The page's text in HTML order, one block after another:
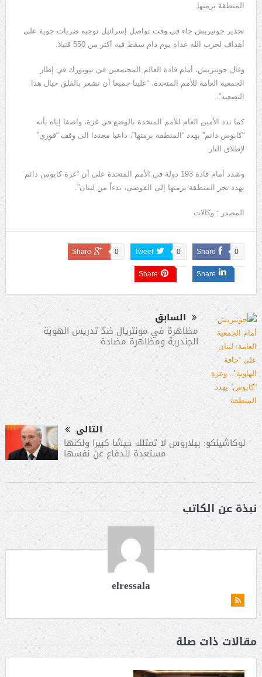
المنطقة برمتها.
تحذير جوتيريش جاء في وقت تواصل إسرائيل توجيه ضربات جوية على
أهداف لحزب الله غداة يوم دام سقط فيه أكثر من 550 قتيلا.
وقال جوتيريش، أمام قادة العالم المجتمعين في نيويورك في إطار
الجمعية العامة للأمم المتحدة، “علينا جميعا أن نشعر بالقلق حيال هذا
التصعيد”.
كما ندد الأمين العام للأمم المتحدة بالوضع في غزة، واصفا إياه بأنه
“كابوس دائم” يهدد “المنطقة برمتها”، داعيا مجددا الى وقف “فوري”
لإطلاق النار.
وشدد أمام قادة 193 دولة في الأمم المتحدة على أن “غزة كابوس دائم
يهدد بجر المنطقة برمتها إلى الفوضى، بدءاً من لبنان”.
المصدر : وكالات
Share 0
Tweet 0
Share 0
Share
Share
السابق
مظاهرة في مونتريال ضدّ تدريس الهوية
الجندرية ومظاهرة مضادة
التالى
لوكاشينكو: بيلاروس لا تمتلك جيشا كبيرا ولكنها
مستعدة للدفاع عن نفسها
نبذة عن الكاتب
elressala
مقالات ذات صلة